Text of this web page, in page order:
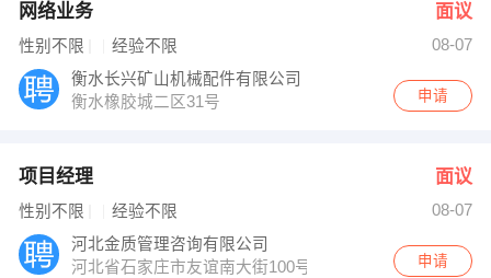
网络业务 面议
性别不限 经验不限
08-07
衡水长兴矿山机械配件有限公司
衡水橡胶城二区31号
申请
项目经理 面议
性别不限 经验不限
08-07
河北金质管理咨询有限公司
河北省石家庄市友谊南大街100号
申请